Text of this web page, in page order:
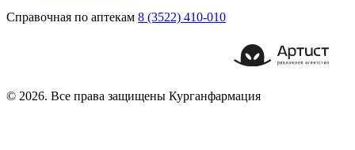
Справочная по аптекам 8 (3522) 410-010
© 2026. Все права защищены Курганфармация